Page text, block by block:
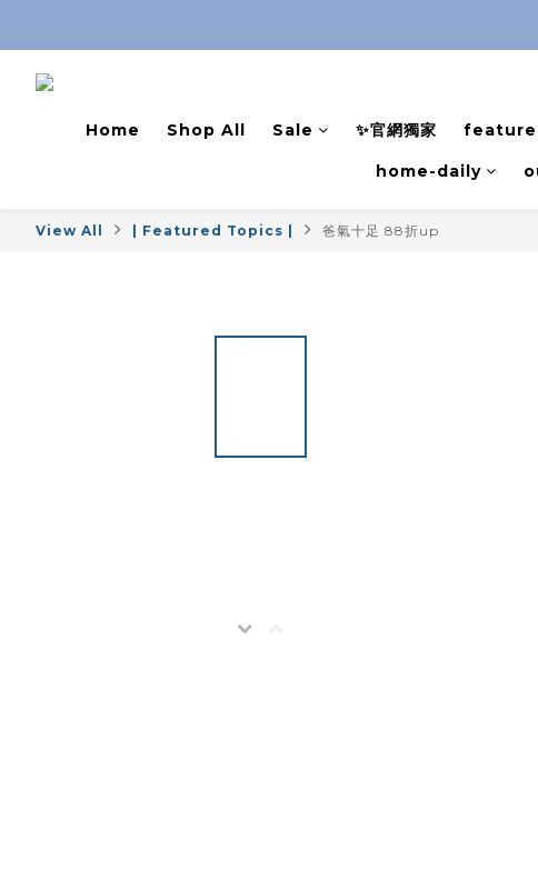
Home Shop All Sale ✨官網獨家
home-daily
View All | Featured Topics | 爸氣十足 88折up